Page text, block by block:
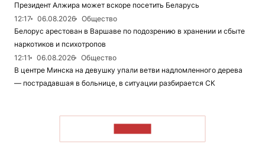
Президент Алжира может вскоре посетить Беларусь
12:17
06.08.2026
Общество
Белорус арестован в Варшаве по подозрению в хранении и сбыте
наркотиков и психотропов
12:11
06.08.2026
Общество
В центре Минска на девушку упали ветви надломленного дерева
— пострадавшая в больнице, в ситуации разбирается СК